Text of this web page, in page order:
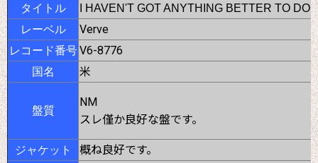
タイトル
I HAVEN'T GOT ANYTHING BETTER TO DO
レーベル
Verve
レコード番号 V6-8776
国名 米
盤質
NM
スレ僅か良好な盤です。
ジャケット 概ね良好です。